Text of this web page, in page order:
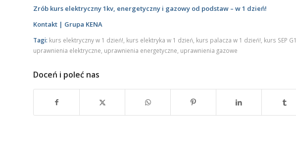
Zrób kurs elektryczny 1kv, energetyczny i gazowy od podstaw – w 1 dzień!
Kontakt | Grupa KENA
Tagi: kurs elektryczny w 1 dzień! kurs elektryka w 1 dzień kurs palacza w 1 dzień! kurs SEP G1
uprawnienia elektryczne uprawnienia energetyczne uprawnienia gazowe
Doceń i poleć nas